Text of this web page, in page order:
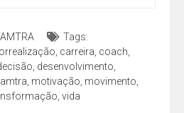
Tags:
carreira coach
desenvolvimento
motivação movimento
vida